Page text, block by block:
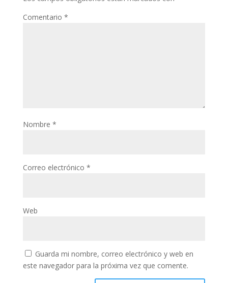
Comentario *
Nombre *
Correo electrónico *
Web
Guarda mi nombre, correo electrónico y web en
este navegador para la próxima vez que comente.